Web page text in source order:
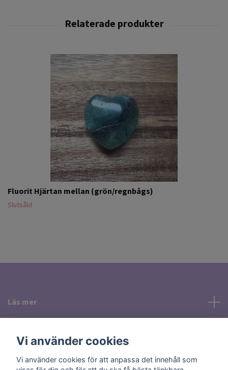
Fluorit Hjärtan mellan (grön/regnbågs)
Slutsåld
Läs mer
Vi använder cookies
Vi använder cookies för att anpassa det innehåll som